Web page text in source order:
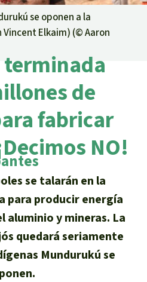
y Noticias
al boletín
Salva la Selva
Salva la Selva
tropical
de la Naturaleza
de Salva la Selva
Salva la Selva
de donación
Respuestas
un tema
animal
la selva
y defensores de la
una región
de Asia
se oponen a la
Elkaim) (©Aaron
de
fabricar
NO!
se talarán en la
para producir energía
aluminio y mineras. La
quedará seriamente
Mundurukú se